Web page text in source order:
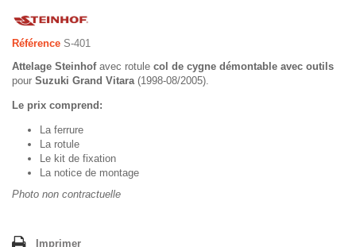
Référence S-401
Attelage Steinhofavec rotule col de cygne démontable avec outils
pour Suzuki Grand Vitara(1998-08/2005).
Le prix comprend:
La ferrure
La rotule
Le kit de fixation
La notice de montage
Photo non contractuelle
Imprimer